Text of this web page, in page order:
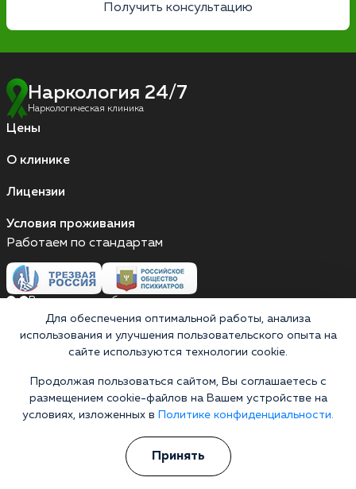
Получить консультацию
Наркология 24/7
Наркологическая клиника
Цены
О клинике
Лицензии
Условия проживания
Россия, Астрахань, Адмиралтейская улица, 53А
Выездные бригады работают круглосуточно
Работаем по стандартам
Версия для слабовидящих
Мы принимаем к оплате
Карты МИР Наличные
Для обеспечения оптимальной работы, анализа
использования и улучшения пользовательского опыта на
сайте используются технологии cookie.
Продолжая пользоваться сайтом, Вы соглашаетесь с
размещением cookie-файлов на Вашем устройстве на
условиях, изложенных в
Политике конфиденциальности.
Принять